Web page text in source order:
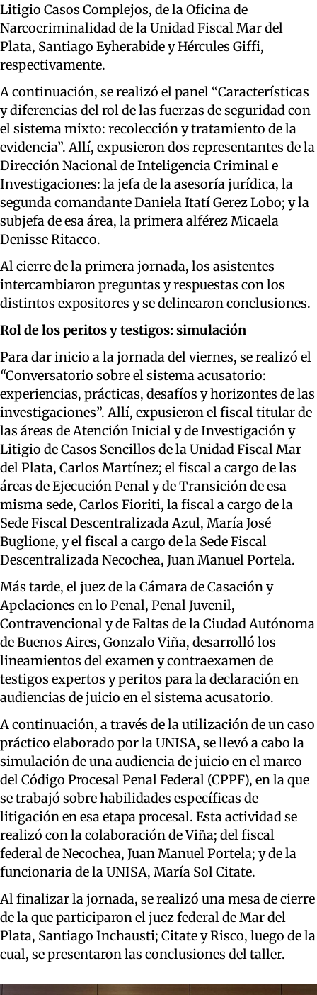
Litigio Casos Complejos, de la Oficina de
Narcocriminalidad de la Unidad Fiscal Mar del
Plata, Santiago Eyherabide y Hércules Giffi,
respectivamente.
A continuación, se realizó el panel “Características
y diferencias del rol de las fuerzas de seguridad con
el sistema mixto: recolección y tratamiento de la
evidencia”. Allí, expusieron dos representantes de la
Dirección Nacional de Inteligencia Criminal e
Investigaciones: la jefa de la asesoría jurídica, la
segunda comandante Daniela Itatí Gerez Lobo; y la
subjefa de esa área, la primera alférez Micaela
Denisse Ritacco.
Al cierre de la primera jornada, los asistentes
intercambiaron preguntas y respuestas con los
distintos expositores y se delinearon conclusiones.
Rol de los peritos y testigos: simulación
Para dar inicio a la jornada del viernes, se realizó el
“Conversatorio sobre el sistema acusatorio:
experiencias, prácticas, desafíos y horizontes de las
investigaciones”. Allí, expusieron el fiscal titular de
las áreas de Atención Inicial y de Investigación y
Litigio de Casos Sencillos de la Unidad Fiscal Mar
del Plata, Carlos Martínez; el fiscal a cargo de las
áreas de Ejecución Penal y de Transición de esa
misma sede, Carlos Fioriti, la fiscal a cargo de la
Sede Fiscal Descentralizada Azul, María José
Buglione, y el fiscal a cargo de la Sede Fiscal
Descentralizada Necochea, Juan Manuel Portela.
Más tarde, el juez de la Cámara de Casación y
Apelaciones en lo Penal, Penal Juvenil,
Contravencional y de Faltas de la Ciudad Autónoma
de Buenos Aires, Gonzalo Viña, desarrolló los
lineamientos del examen y contraexamen de
testigos expertos y peritos para la declaración en
audiencias de juicio en el sistema acusatorio.
A continuación, a través de la utilización de un caso
práctico elaborado por la UNISA, se llevó a cabo la
simulación de una audiencia de juicio en el marco
del Código Procesal Penal Federal (CPPF), en la que
se trabajó sobre habilidades específicas de
litigación en esa etapa procesal. Esta actividad se
realizó con la colaboración de Viña; del fiscal
federal de Necochea, Juan Manuel Portela; y de la
funcionaria de la UNISA, María Sol Citate.
Al finalizar la jornada, se realizó una mesa de cierre
de la que participaron el juez federal de Mar del
Plata, Santiago Inchausti; Citate y Risco, luego de la
cual, se presentaron las conclusiones del taller.